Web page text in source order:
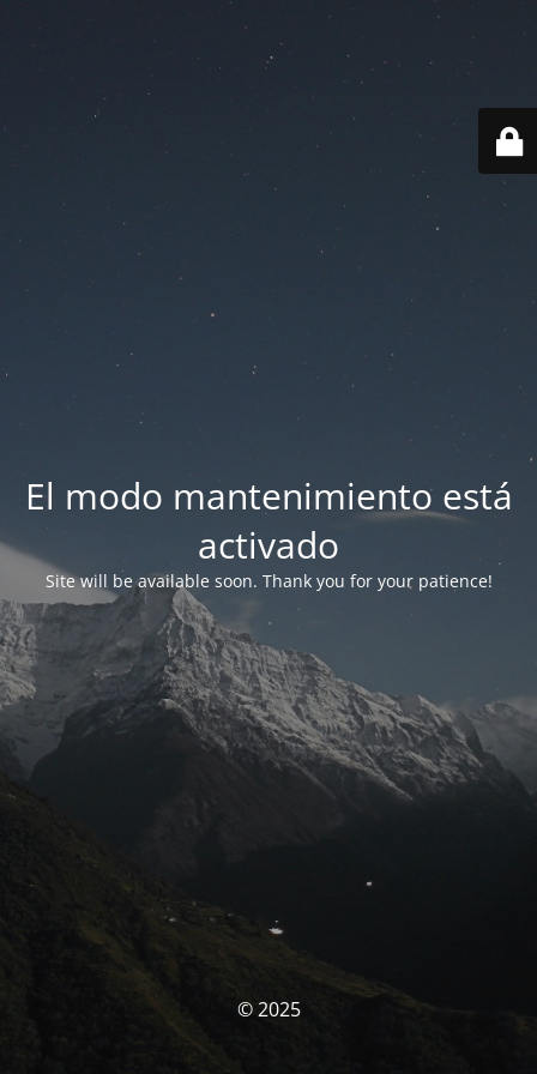
El modo mantenimiento está
activado
Site will be available soon. Thank you for your patience!
© 2025